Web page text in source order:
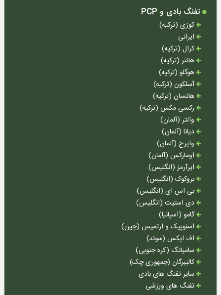
کالیبرگان
(جمهوری
چک)
سایر
تفنگ
های
بادی
تفنگ
های
ورزشی
تپانچه
تفریحی
تپانچه
مسابقاتی
ساچمه
تفنگ
بادی
شکاری
تفنگ بادی و PCP
کوزی (ترکیه)
ایرانی
کرال (ترکیه)
هانتر (ترکیه)
هوگلو (ترکیه)
آسلکون (ترکیه)
هاتسان (ترکیه)
رکسی مکس (ترکیه)
والتر (آلمان)
دیانا (آلمان)
وایرخ (آلمان)
اومارکس (آلمان)
ایرآرمز (انگلیس)
بروکوک (انگلیس)
بی اس ای (انگلیس)
دی استیت (انگلیس)
گامو (اسپانیا)
اسنوپیک و ارتمیس (چین)
اف ایکس (سوئد)
سامیانگ (کره جنوبی)
کالیبرگان (جمهوری چک)
سایر تفنگ های بادی
تفنگ های ورزشی